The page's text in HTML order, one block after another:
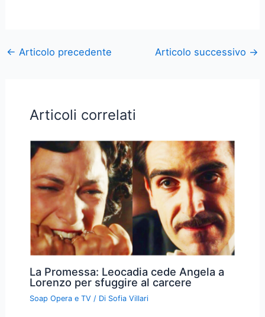
← Articolo precedente Articolo successivo →
Articoli correlati
La Promessa: Leocadia cede Angela a
Lorenzo per sfuggire al carcere
Soap Opera e TV / Di Sofia Villari